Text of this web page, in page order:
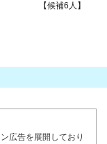
【候補6人】
広告を展開しており